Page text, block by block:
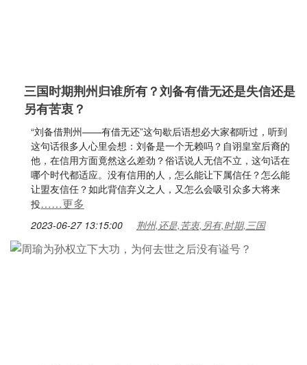
三国时期荆州归谁所有？刘备有借无还是失信还是
另有苦衷？
“刘备借荆州——有借无还”这句歇后语想必大家都听过，听到
这句话很多人心里会想：刘备是一个无赖吗？自诩皇室后裔的
他，在信用方面竟然这么差劲？俗话说人无信不立，这句话在
哪个时代都适应。没有信用的人，怎么能让下属信任？怎么能
让盟友信任？如此背信弃义之人，又怎么会吸引众多大将来
投……更多
2023-06-27 13:15:00 荆州,还是,苦衷,另有,时期,三国